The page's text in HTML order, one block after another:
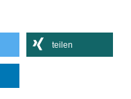
teilen